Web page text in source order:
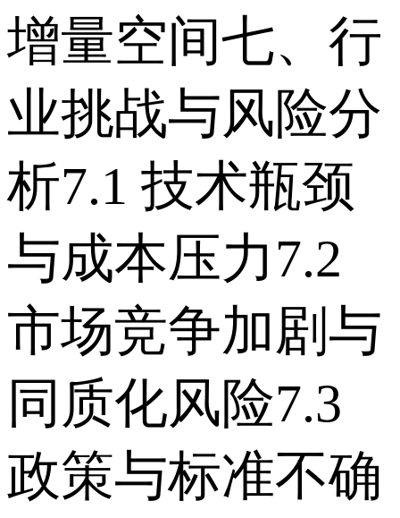
增量空间 七、行
业挑战与风险分
析 7.1 技术瓶颈
与成本压力 7.2
市场竞争加剧与
同质化风险 7.3
政策与标准不确